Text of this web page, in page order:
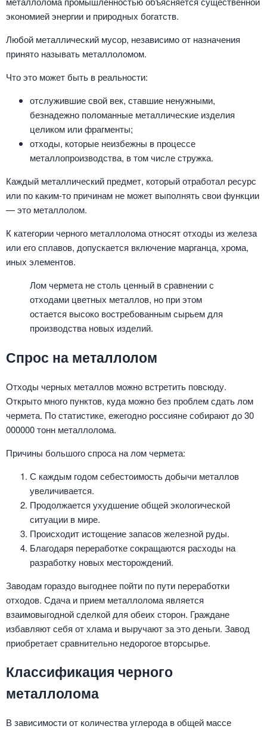
экономией энергии и природных богатств.
Любой металлический мусор, независимо от назначения
принято называть металлоломом.
Что это может быть в реальности:
отслужившие свой век, ставшие ненужными,
безнадежно поломанные металлические изделия
целиком или фрагменты;
отходы, которые неизбежны в процессе
металлопроизводства, в том числе стружка.
Каждый металлический предмет, который отработал ресурс
или по каким-то причинам не может выполнять свои функции
— это металлолом.
К категории черного металлолома относят отходы из железа
или его сплавов, допускается включение марганца, хрома,
иных элементов.
Лом чермета не столь ценный в сравнении с
отходами цветных металлов, но при этом
остается высоко востребованным сырьем для
производства новых изделий.
Спрос на металлолом
Отходы черных металлов можно встретить повсюду.
Открыто много пунктов, куда можно без проблем сдать лом
чермета. По статистике, ежегодно россияне собирают до 30
000000 тонн металлолома.
Причины большого спроса на лом чермета:
С каждым годом себестоимость добычи металлов
увеличивается.
Продолжается ухудшение общей экологической
ситуации в мире.
Происходит истощение запасов железной руды.
Благодаря переработке сокращаются расходы на
разработку новых месторождений.
Заводам гораздо выгоднее пойти по пути переработки
отходов. Сдача и прием металлолома является
взаимовыгодной сделкой для обеих сторон. Граждане
избавляют себя от хлама и выручают за это деньги. Завод
приобретает сравнительно недорогое вторсырье.
Классификация черного
металлолома
В зависимости от количества углерода в общей массе